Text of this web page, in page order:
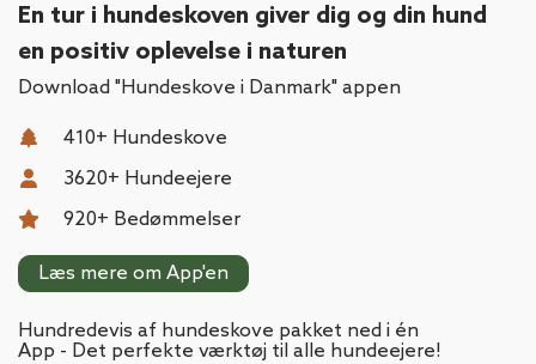
En tur i hundeskoven giver dig og din hund
en positiv oplevelse i naturen
Download "Hundeskove i Danmark" appen
410+ Hundeskove
3620+ Hundeejere
920+ Bedømmelser
Læs mere om App'en
Hundredevis af hundeskove pakket ned i én
App - Det perfekte værktøj til alle hundeejere!